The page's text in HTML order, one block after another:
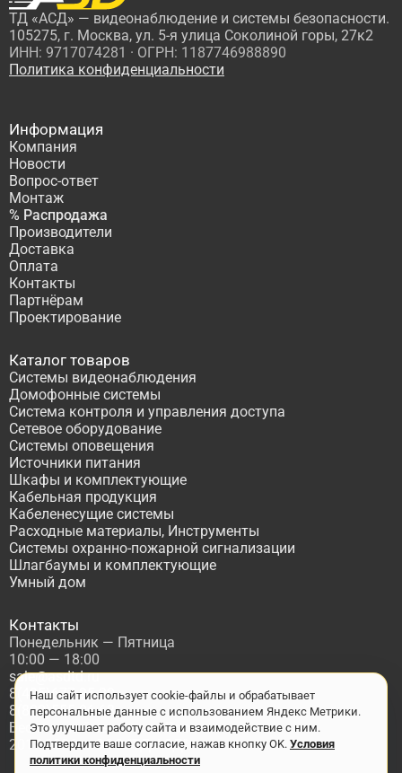
ТД «АСД» — видеонаблюдение и системы безопасности.
105275, г. Москва, ул. 5-я улица Соколиной горы, 27к2
ИНН: 9717074281 · ОГРН: 1187746988890
Политика конфиденциальности
Информация
Компания
Новости
Вопрос-ответ
Монтаж
% Распродажа
Производители
Доставка
Оплата
Контакты
Партнёрам
Проектирование
Каталог товаров
Системы видеонаблюдения
Домофонные системы
Система контроля и управления доступа
Сетевое оборудование
Системы оповещения
Источники питания
Шкафы и комплектующие
Кабельная продукция
Кабеленесущие системы
Расходные материалы, Инструменты
Системы охранно-пожарной сигнализации
Шлагбаумы и комплектующие
Умный дом
Контакты
Понедельник — Пятница
10:00 — 18:00
sale@asdtd.ru
8(495)677-95-20
8(800)555-06-68
Бесплатный звонок по России
2017-2026 г. ООО "ТД АСД"
Наш сайт использует cookie-файлы и обрабатывает
персональные данные с использованием Яндекс Метрики.
Это улучшает работу сайта и взаимодействие с ним.
Подтвердите ваше согласие, нажав кнопку OK. Условия
политики конфиденциальности